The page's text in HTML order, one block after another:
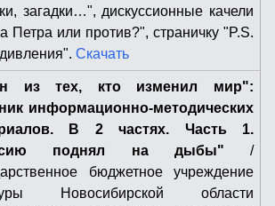
загадки…", дискуссионные качели
Петра или против?", страничку "P.S.
Скачать
из тех, кто изменил мир":
информационно-методических
В 2 частях. Часть 1.
поднял на дыбы" /
бюджетное учреждение
Новосибирской области